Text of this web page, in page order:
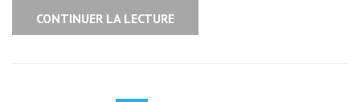
CONTINUER LA LECTURE